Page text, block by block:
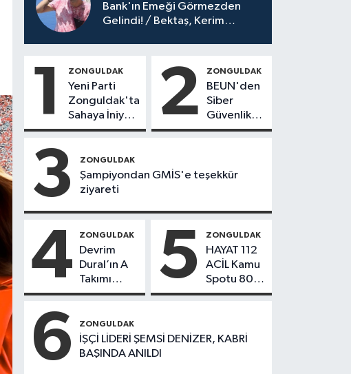
Bank'ın Emeği Görmezden
Gelindi! / Bektaş, Kerim
1 ZONGULDAK
Yeni Parti
Zonguldak'ta
Sahaya İniyor!
8 İlçede
Başkanlar
Göreve
Başladı
2 ZONGULDAK
BEUN'den
Siber
Güvenlik
Hamlesi
3 ZONGULDAK
Şampiyondan GMİS'e teşekkür
ziyareti
4 ZONGULDAK
Devrim
Dural’ın A
Takımı
Göreve
Yönetimde
Kimler Var?
5 ZONGULDAK
HAYAT 112
ACİL Kamu
Spotu 800
bin
6 ZONGULDAK
İŞÇİ LİDERİ ŞEMSİ DENİZER, KABRİ
BAŞINDA ANILDI